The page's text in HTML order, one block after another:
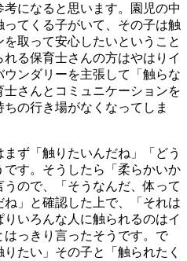
になると思います。園児の中
てくる子がいて、その子は触
取って安心したいということ
る保育士さんの方はやはりイ
ンダリーを主張して「触らな
さんとコミュニケーションを
の行き場がなくなってしま
ず「触りたいんだね」「どう
す。そうしたら「柔らかいか
ので、「そうなんだ、体って
」と確認した上で、「それは
いろんな人に触られるのはイ
っきり言ったそうです。で
たい」その子と「触られたく